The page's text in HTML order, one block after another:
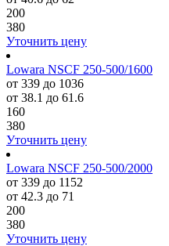
200
380
Уточнить цену
Lowara NSCF 250-500/1600
от 339 до 1036
от 38.1 до 61.6
160
380
Уточнить цену
Lowara NSCF 250-500/2000
от 339 до 1152
от 42.3 до 71
200
380
Уточнить цену